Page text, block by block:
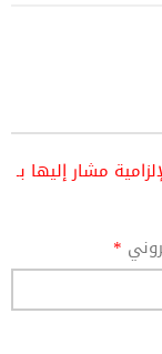
مشار إليها بـ
*